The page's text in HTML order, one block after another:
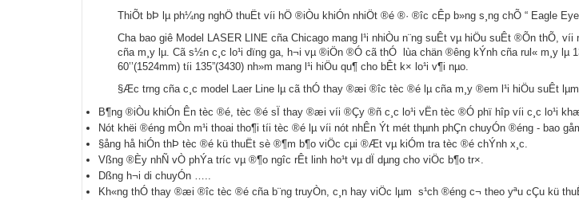
ThiÕt bÞ lµ ph¼ng nghÖ thuËt víi hÖ ®iÒu khiÓn nhiÖt ®é ®· ®­îc cÊp b»ng s¸ng chÕ “ Eagle Eye
Ch­a bao giê Model LASER LINE cña Chicago mang l¹i nhiÒu n¨ng suÊt vµ hiÖu suÊt ®Õn thÕ,
cña m¸y lµ. Cã s½n c¸c lo¹i dïng ga, h¬i vµ ®iÖn ®Ó cã thÓ lùa chän ®­êng kÝnh cña rul« m¸y lµ
60’’(1524mm) tíi 135”(3430) nh»m mang l¹i hiÖu qu¶ cho bÊt k× lo¹i v¶i nµo.
§Æc tr­ng cña c¸c model Laer Line lµ cã thÓ thay ®æi ®­îc tèc ®é lµ cña m¸y ®em l¹i hiÖu suÊt
B¶ng ®iÒu khiÓn Ên tèc ®é, tèc ®é sÏ thay ®æi víi ®Çy ®ñ c¸c lo¹i vËn tèc ®Ó phï hîp víi c¸c lo¹i
Nót khëi ®éng mÒn m¹i thoai tho¶i tíi tèc ®é lµ víi nót nhÊn Ýt mét thµnh phÇn chuyÓn ®éng - bao
§ång hå hiÓn thÞ tèc ®é kü thuËt sè ®¶m b¶o viÖc cµi ®Æt vµ kiÓm tra tèc ®é chÝnh x¸c.
Vßng ®Èy nhÑ vÒ phÝa tr­íc vµ ®¶o ng­îc rÊt linh ho¹t vµ dÏ dµng cho viÖc b¶o tr×.
Dßng h¬i di chuyÓn …..
Kh«ng thÓ thay ®æi ®­îc tèc ®é cña b¨ng truyÒn, c¸n hay viÖc lµm s¹ch ®éng c¬ theo yªu cÇu kü